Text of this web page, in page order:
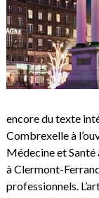
encore du texte
Combrexelle à
Médecine et Santé
à Clermont-
professionnels.